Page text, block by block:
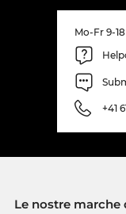
Mo-Fr 9-
+41
Le nostre marche